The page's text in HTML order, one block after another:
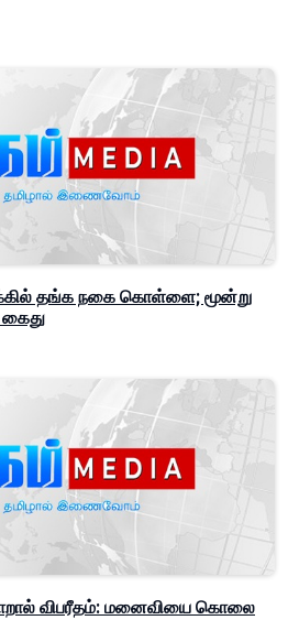
தங்க நகை கொள்ளை; மூன்று
விபரீதம்: மனைவியை கொலை